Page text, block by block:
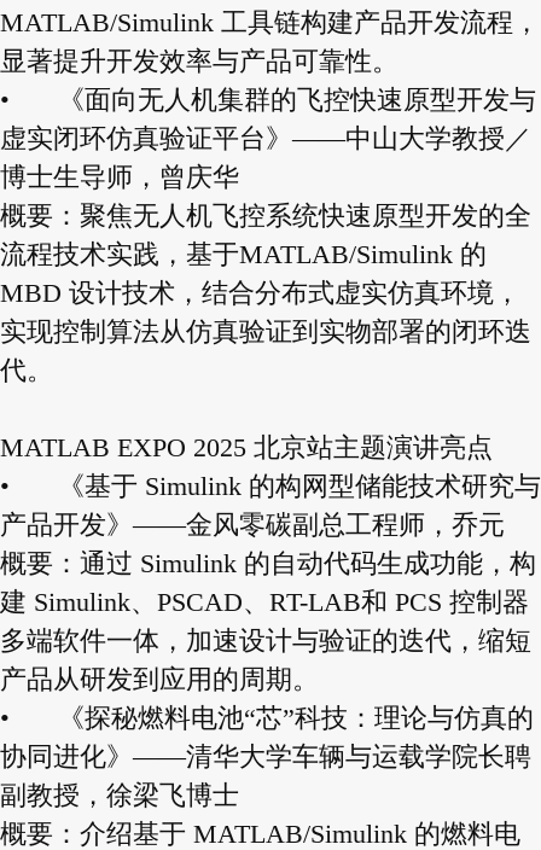
MATLAB/Simulink 工具链构建产品开发流程，
显著提升开发效率与产品可靠性。
•
《面向无人机集群的飞控快速原型开发与
虚实闭环仿真验证平台》——中山大学教授／
博士生导师，曾庆华
概要：聚焦无人机飞控系统快速原型开发的全
流程技术实践，基于MATLAB/Simulink 的
MBD 设计技术，结合分布式虚实仿真环境，
实现控制算法从仿真验证到实物部署的闭环迭
代。
MATLAB EXPO 2025 北京站主题演讲亮点
•
《基于 Simulink 的构网型储能技术研究与
产品开发》——金风零碳副总工程师，乔元
概要：通过 Simulink 的自动代码生成功能，构
建 Simulink、PSCAD、RT-LAB和 PCS 控制器
多端软件一体，加速设计与验证的迭代，缩短
产品从研发到应用的周期。
•
《探秘燃料电池“芯”科技：理论与仿真的
协同进化》——清华大学车辆与运载学院长聘
副教授，徐梁飞博士
概要：介绍基于 MATLAB/Simulink 的燃料电